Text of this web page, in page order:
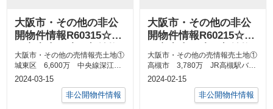
大阪市・その他の非公
開物件情報R60315☆八
件
大阪市・その他の売情報売土地①
城東区 6,600万 中央線深江橋
駅徒歩3分 公簿161.28㎡ 第1...
2024-03-15
非公開物件情報
大阪市・その他の非公
開物件情報R60215☆八
件
大阪市・その他の売情報売土地①
高槻市 3,780万 JR高槻駅バス
10分松が丘停徒歩3分 公簿
2024-02-15
非公開物件情報